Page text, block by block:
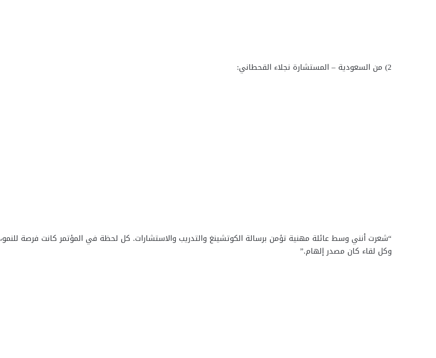
2) من السعودية – المستشارة نجلاء القحطاني:
“شعرت أنني وسط عائلة مهنية تؤمن برسالة الكوتشينغ والتدريب والاستشارات. كل لحظة في المؤتمر كانت فرصة للنمو،
وكل لقاء كان مصدر إلهام.”